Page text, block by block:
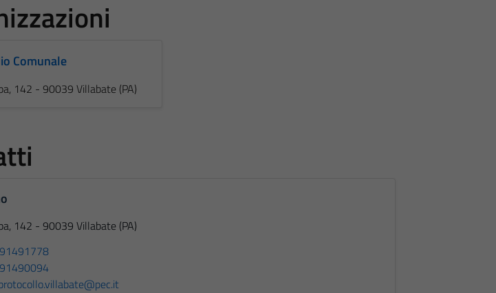
Comunale
142 - 90039 Villabate (PA)
142 - 90039 Villabate (PA)